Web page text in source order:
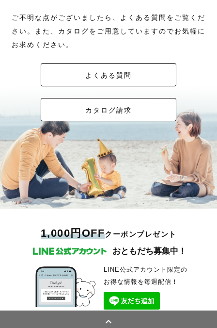
ご不明な点がございましたら、よくある質問をご覧くだ
さい。また、カタログをご用意していますのでお気軽に
お求めください。
よくある質問
カタログ請求
1,000円OFFクーポンプレゼント
おともだち募集中！
LINE公式アカウント限定の
お得な情報を毎週配信！